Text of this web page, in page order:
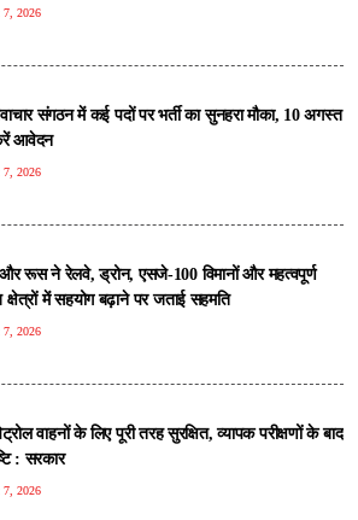
7, 2026
संगठन में कई पदों पर भर्ती का सुनहरा मौका, 10 अगस्त
आवेदन
7, 2026
रूस ने रेलवे, ड्रोन, एसजे-100 विमानों और महत्वपूर्ण
में सहयोग बढ़ाने पर जताई सहमति
7, 2026
वाहनों के लिए पूरी तरह सुरक्षित, व्यापक परीक्षणों के बाद
: सरकार
7, 2026